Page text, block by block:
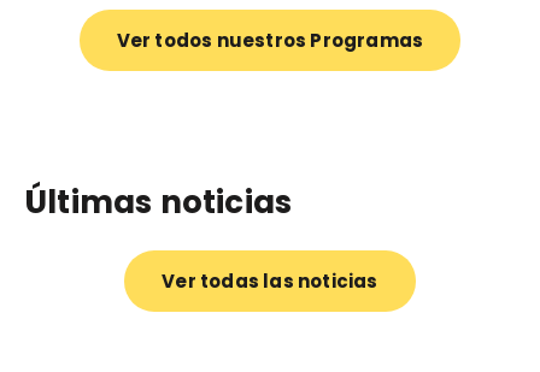
Ver todos nuestros Programas
Últimas noticias
Ver todas las noticias